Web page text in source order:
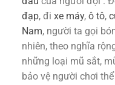
đạp, đi xe máy, ô tô,
Nam, người ta gọi
nhiên, theo nghĩa
những loại mũ sắt,
bảo vệ người chơi